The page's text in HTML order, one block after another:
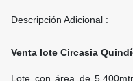
Descripción Adicional :
Venta lote Circasia
Lote con área de